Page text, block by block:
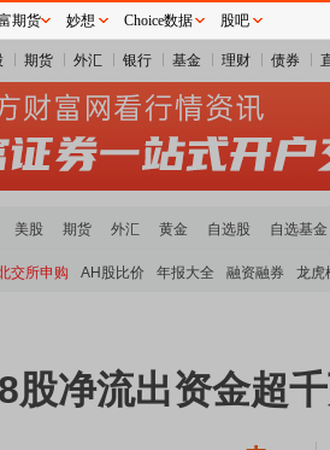
期货 外汇 银行 基金 理财 债券
美股 期货 外汇 黄金 自选股 自选基金
交所申购 AH股比价 年报大全 融资融券 龙虎
股净流出资金超
期货 妙想 Choice数据 股吧